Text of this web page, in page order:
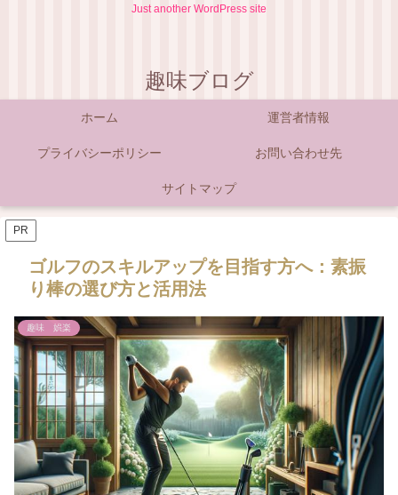
Just another WordPress site
趣味ブログ
ホーム 運営者情報
プライバシーポリシー お問い合わせ先
サイトマップ
PR
ゴルフのスキルアップを目指す方へ：素振
り棒の選び方と活用法
趣味 娯楽